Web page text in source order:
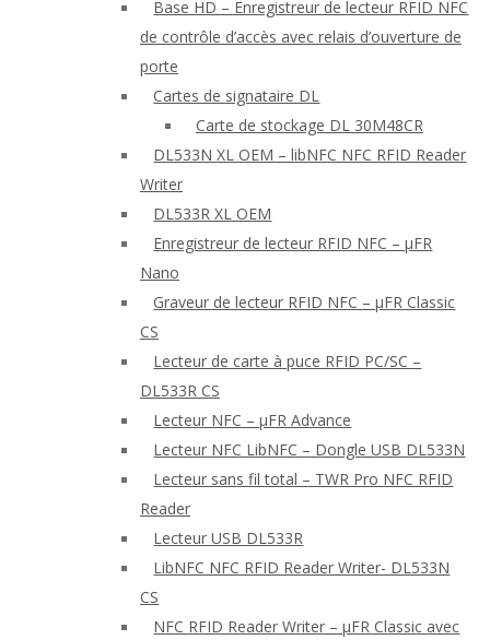
Base HD – Enregistreur de lecteur RFID NFC
de contrôle d’accès avec relais d’ouverture de
porte
Cartes de signataire DL
Carte de stockage DL 30M48CR
DL533N XL OEM – libNFC NFC RFID Reader
Writer
DL533R XL OEM
Enregistreur de lecteur RFID NFC – μFR
Nano
Graveur de lecteur RFID NFC – μFR Classic
CS
Lecteur de carte à puce RFID PC/SC –
DL533R CS
Lecteur NFC – μFR Advance
Lecteur NFC LibNFC – Dongle USB DL533N
Lecteur sans fil total – TWR Pro NFC RFID
Reader
Lecteur USB DL533R
LibNFC NFC RFID Reader Writer- DL533N
CS
NFC RFID Reader Writer – μFR Classic avec